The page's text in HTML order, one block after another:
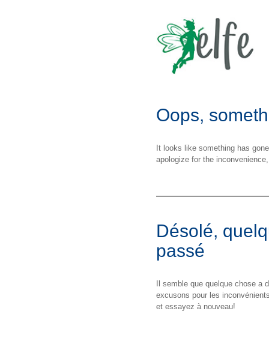
Oops,
It looks like something has
apologize for the
Désolé,
passé
Il semble que quelque chose a
excusons pour les
et essayez à nouveau!